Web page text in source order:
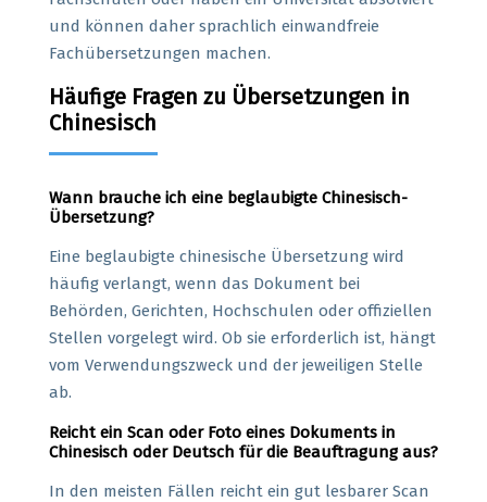
und können daher sprachlich einwandfreie
Fachübersetzungen machen.
Häufige Fragen zu Übersetzungen in
Chinesisch
Wann brauche ich eine beglaubigte Chinesisch-
Übersetzung?
Eine beglaubigte chinesische Übersetzung wird
häufig verlangt, wenn das Dokument bei
Behörden, Gerichten, Hochschulen oder offiziellen
Stellen vorgelegt wird. Ob sie erforderlich ist, hängt
vom Verwendungszweck und der jeweiligen Stelle
ab.
Reicht ein Scan oder Foto eines Dokuments in
Chinesisch oder Deutsch für die Beauftragung aus?
In den meisten Fällen reicht ein gut lesbarer Scan